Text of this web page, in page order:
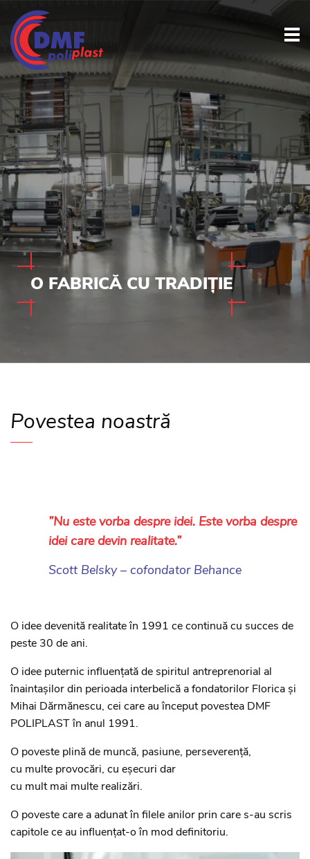
O FABRICĂ CU TRADIȚIE
Povestea noastră
”Nu este vorba despre idei. Este vorba despre
idei care devin realitate.”
Scott Belsky – cofondator Behance
O idee devenită realitate în 1991 ce continuă cu succes de
peste 30 de ani.
O idee puternic influențată de spiritul antreprenorial al
înaintașilor din perioada interbelică a fondatorilor Florica și
Mihai Dărmănescu, cei care au început povestea DMF
POLIPLAST în anul 1991.
O poveste plină de muncă, pasiune, perseverență,
cu multe provocări, cu eșecuri dar
cu mult mai multe realizări.
O poveste care a adunat în filele anilor prin care s-au scris
capitole ce au influențat-o în mod definitoriu.